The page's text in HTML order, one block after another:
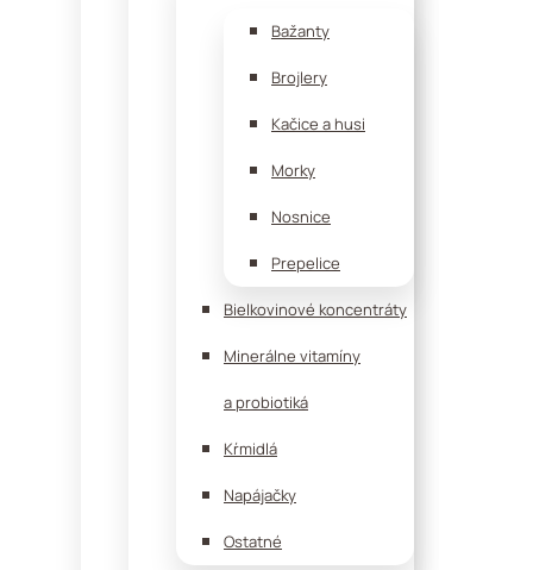
Bažanty
Brojlery
Kačice a husi
Morky
Nosnice
Prepelice
Bielkovinové koncentráty
Minerálne vitamíny
a probiotiká
Kŕmidlá
Napájačky
Ostatné